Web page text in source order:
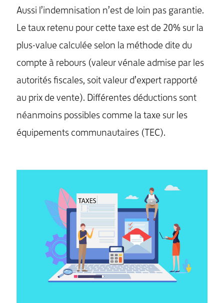
Aussi l’indemnisation n’est de loin pas garantie.
Le taux retenu pour cette taxe est de 20% sur la
plus-value calculée selon la méthode dite du
compte à rebours (valeur vénale admise par les
autorités fiscales, soit valeur d’expert rapporté
au prix de vente). Différentes déductions sont
néanmoins possibles comme la taxe sur les
équipements communautaires (TEC).